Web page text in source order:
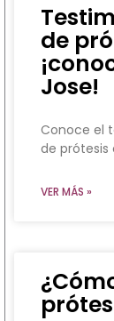
de
Jose!
Conoce el
de prótesis
VER MÁS »